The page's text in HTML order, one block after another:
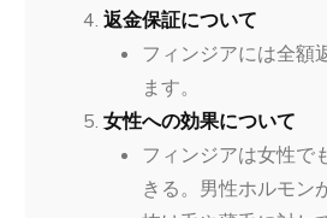
返金保証について
フィンジアには全額
ます。
女性への効果について
フィンジアは女性で
きる。男性ホルモン